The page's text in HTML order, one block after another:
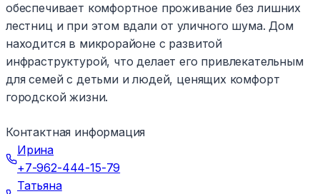
обеспечивает комфортное проживание без лишних
лестниц и при этом вдали от уличного шума. Дом
находится в микрорайоне с развитой
инфраструктурой, что делает его привлекательным
для семей с детьми и людей, ценящих комфорт
городской жизни.
Контактная информация
Ирина
+7-962-444-15-79
Татьяна